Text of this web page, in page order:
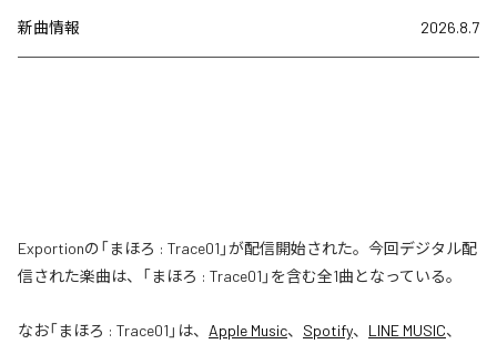
新曲情報 2026.8.7
Exportionの「まほろ : Trace01」が配信開始された。今回デジタル配
信された楽曲は、「まほろ : Trace01」を含む全1曲となっている。
なお「まほろ : Trace01 」は、 Apple Music、 Spotify、 LINE MUSIC、